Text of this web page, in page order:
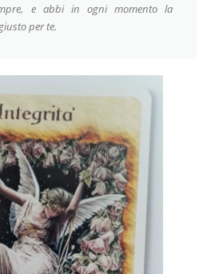
e abbi in ogni momento la
per te.